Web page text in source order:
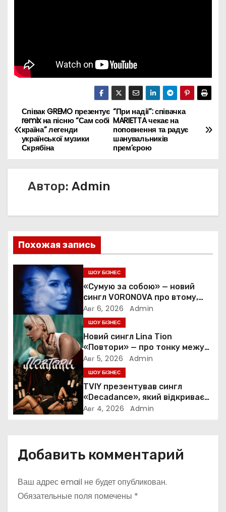
Н
а
ц
и
я
п
о
з
а
п
и
я
м
“При надії”: співачка
MARIETTA чекає на
поповнення та радує
шанувальників
прем’єрою
Співак GREMO презентує
remix на пісню “Сам собі
країна” легенди
української музики
Скрябіна
Автор: Admin
Похожая запись
ШОУ БІЗНЕС
«Сумую за собою» — новий
сингл VORONOVA про втому,
силу та повернення до себе
Авг 6, 2026 Admin
ШОУ БІЗНЕС
Новий сингл Lina Tion
«Повтори» — про тонку межу
між коханням, залежністю та
нав’язливою прив’язаністю
Авг 5, 2026 Admin
ШОУ БІЗНЕС
TVIY презентував сингл
«Decadance», який відкриває
нову сторінку українського
Авг 4, 2026 Admin
Добавить комментарий
Ваш адрес email не будет опубликован.
Обязательные поля помечены *